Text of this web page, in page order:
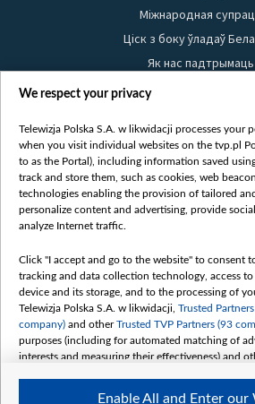
Міжнародная
Ціск з боку ўладаў
Як нас падтрымаць
Правілы выкарыстання
Бяспека
Youtube
Белсат news
Белсат Shorts
Жэстачайшы мульт
Belsat English
Biełsat PL
Белсат Now
Белсат History
Белсат Music
We respect your privacy
Telewizja Polska S.A. w likwidacji processes your
when you visit individual websites on the tvp.pl
to as the Portal), including information saved
track and store them, such as cookies, web
technologies enabling the provision of tailored and
personalize content and advertising, provide
analyze Internet traffic.
Click "I accept and go to the website" to consent
tracking and data collection technology, access
device and its storage, and to the processing of
Telewizja Polska S.A. w likwidacji, Trusted
company) and otherTrusted TVP Partners (93
purposes (including for automated matching of
interests and measuring their effectiveness) and
Enable All and Enter our